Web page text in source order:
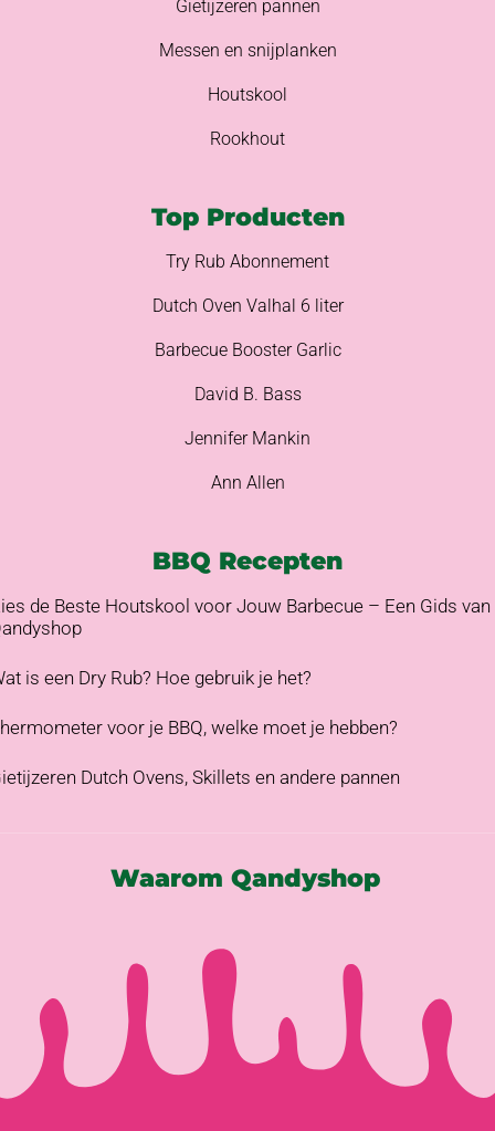
Gietijzeren pannen
Messen en snijplanken
Houtskool
Rookhout
Top Producten
Try Rub Abonnement
Dutch Oven Valhal 6 liter
Barbecue Booster Garlic
David B. Bass
Jennifer Mankin
Ann Allen
BBQ Recepten
de Beste Houtskool voor Jouw Barbecue – Een Gids van
is een Dry Rub? Hoe gebruik je het?
voor je BBQ, welke moet je hebben?
Dutch Ovens, Skillets en andere pannen
Waarom Qandyshop